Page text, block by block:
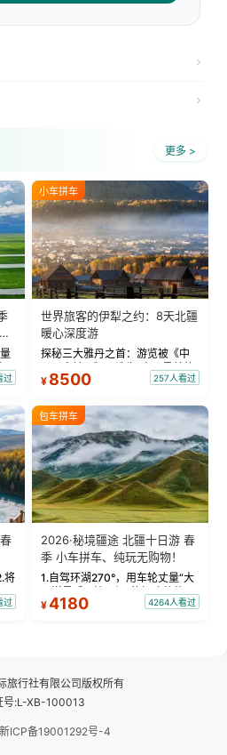
更多 >
过
小车拼车
世界旅客的伊犁之约：8天北疆
暖心深度游
探秘三大雅丹之首：游览被《中
国国家地理》评选为“中国最美的
三大雅丹”第一名的克拉玛依魔鬼
瓦人最大村落——禾木村，欣赏
晨雾与小木...
¥ 8500 257人看过
将
4.
过
包车拼车
2026·秘境疆途 北疆十日游 春
季 小车拼车、纯玩无购物！
1.自驾环湖270°，用车轮丈量“大
西洋最后一滴眼泪”的极致蔚蓝，
让雪山、花海与深邃湖水在转弯
¥4180 4264人看过
旅行社有限公司版权所有
号:L-XB-100013
ICP备19001292号-4